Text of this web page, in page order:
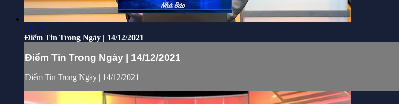
21:55
Điểm Tin Trong Ngày | 14/12/2021
Điểm Tin Trong Ngày | 14/12/2021
Điểm Tin Trong Ngày | 14/12/2021